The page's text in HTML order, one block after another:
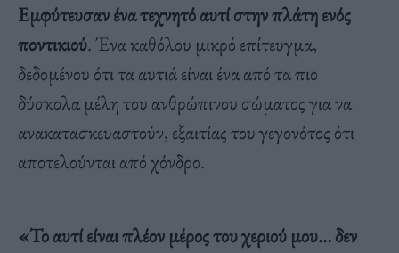
Εμφύτευσαν ένα τεχνητό αυτί στην πλάτη ενός
ποντικιού. Ένα καθόλου μικρό επίτευγμα,
δεδομένου ότι τα αυτιά είναι ένα από τα πιο
δύσκολα μέλη του ανθρώπινου σώματος για να
ανακατασκευαστούν, εξαιτίας του γεγονότος ότι
αποτελούνται από χόνδρο.
«Το αυτί είναι πλέον μέρος του χεριού μου… δεν